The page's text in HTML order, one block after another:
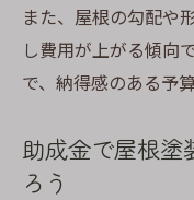
また、屋根の勾配や
し費用が上がる傾向
で、納得感のある予
助成金で屋根塗
ろう